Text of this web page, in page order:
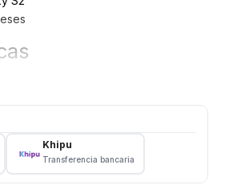
Khipu
Transferencia bancaria